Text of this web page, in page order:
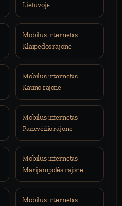
Lietuvoje
Mobilus internetas
Klaipėdos rajone
Mobilus internetas
Kauno rajone
Mobilus internetas
Panevėžio rajone
Mobilus internetas
Marijampolės rajone
Mobilus internetas